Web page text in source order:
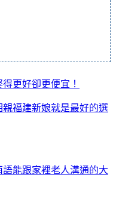
更好卻更便宜！
福建新娘就是最好的選
能跟家裡老人溝通的大